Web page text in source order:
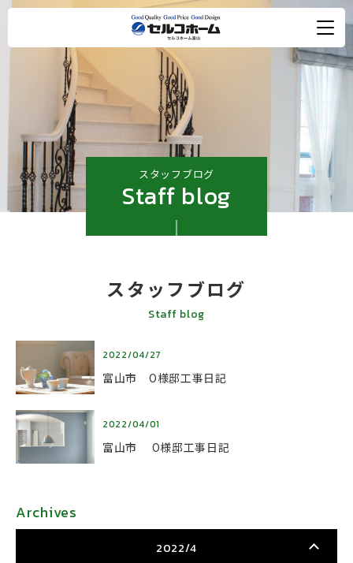
スタッフブログ
Staff blog
スタッフブログ
Staff blog
2022/04/27
富山市 O様邸工事日記
2022/04/01
富山市 O様邸工事日記
Archives
2022/4